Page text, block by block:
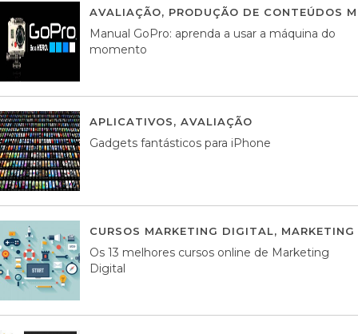
AVALIAÇÃO, PRODUÇÃO DE CONTEÚDOS
Manual GoPro: aprenda a usar a máquina do
momento
APLICATIVOS, AVALIAÇÃO
Gadgets fantásticos para iPhone
CURSOS MARKETING DIGITAL,
Os 13 melhores cursos online de Marketing
Digital